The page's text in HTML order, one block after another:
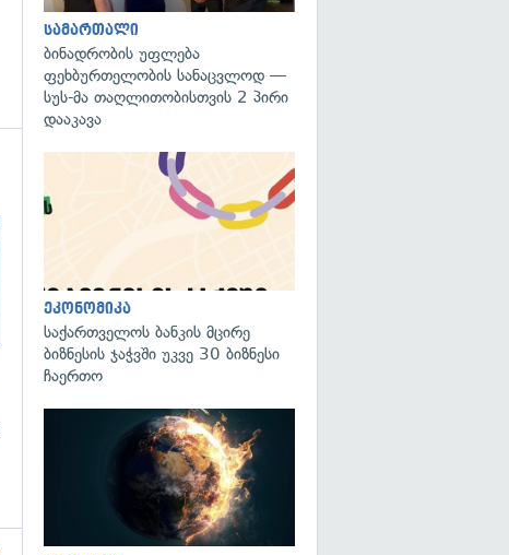
სამართალი
ბინადრობის უფლება
ფეხბურთელობის სანაცვლოდ —
სუს-მა თაღლითობისთვის 2 პირი
დააკავა
ეკონომიკა
საქართველოს ბანკის მცირე
ბიზნესის ჯაჭვში უკვე 30 ბიზნესი
ჩაერთო